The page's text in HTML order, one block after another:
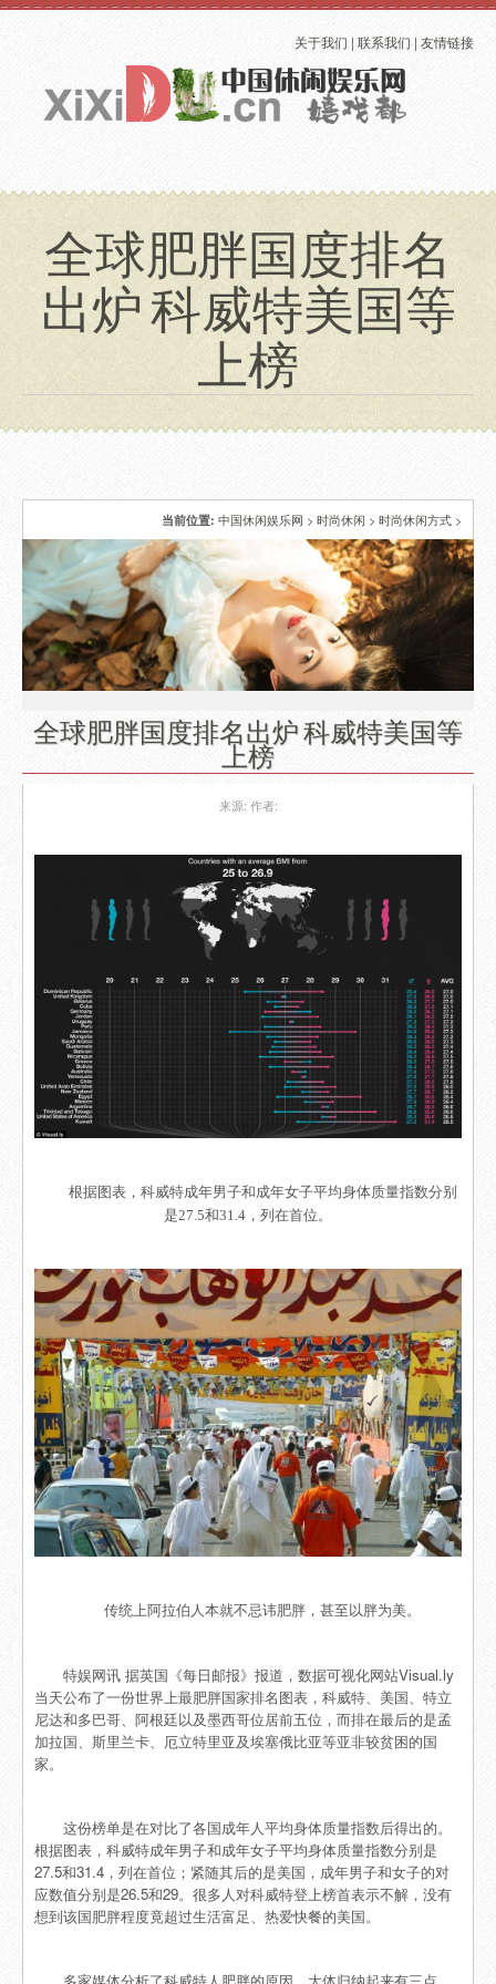
关于我们 | 联系我们 | 友情链接
全球肥胖国度排名
出炉 科威特美国等
上榜
当前位置: 中国休闲娱乐网 > 时尚休闲 > 时尚休闲方式 >
全球肥胖国度排名出炉 科威特美国等
上榜
来源: 作者:
根据图表，科威特成年男子和成年女子平均身体质量指数分别
是27.5和31.4，列在首位。
传统上阿拉伯人本就不忌讳肥胖，甚至以胖为美。
特娱网讯 据英国《每日邮报》报道，数据可视化网站Visual.ly
当天公布了一份世界上最肥胖国家排名图表，科威特、美国、特立
尼达和多巴哥、阿根廷以及墨西哥位居前五位，而排在最后的是孟
加拉国、斯里兰卡、厄立特里亚及埃塞俄比亚等亚非较贫困的国
家。
这份榜单是在对比了各国成年人平均身体质量指数后得出的。
根据图表，科威特成年男子和成年女子平均身体质量指数分别是
27.5和31.4，列在首位；紧随其后的是美国，成年男子和女子的对
应数值分别是26.5和29。很多人对科威特登上榜首表示不解，没有
想到该国肥胖程度竟超过生活富足、热爱快餐的美国。
多家媒体分析了科威特人肥胖的原因，大体归纳起来有三点。